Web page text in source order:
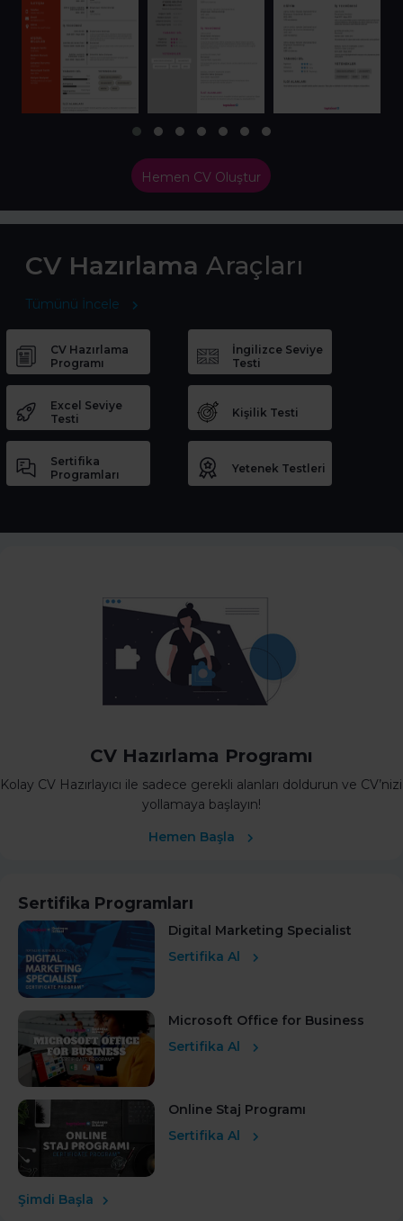
Hemen CV Oluştur
CV Hazırlama Araçları
Tümünü İncele
CV Hazırlama
Programı
İngilizce Seviye
Testi
Excel Seviye
Testi
Kişilik Testi
Sertifika
Programları
Yetenek Testleri
CV Hazırlama Programı
Kolay CV Hazırlayıcı ile sadece gerekli alanları doldurun ve CV’nizi
yollamaya başlayın!
Hemen Başla
Sertifika Programları
Digital Marketing Specialist
Sertifika Al
Microsoft Office for Business
Sertifika Al
Online Staj Programı
Sertifika Al
Şimdi Başla